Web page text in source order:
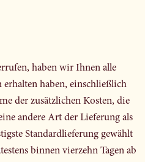
haben wir Ihnen alle
haben, einschließlich
der zusätzlichen Kosten, die
andere Art der Lieferung als
Standardlieferung gewählt
binnen vierzehn Tagen ab